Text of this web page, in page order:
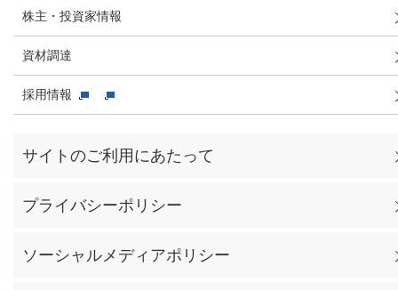
株主・投資家情報
資材調達
採用情報
サイトのご利用にあたって
プライバシーポリシー
ソーシャルメディアポリシー